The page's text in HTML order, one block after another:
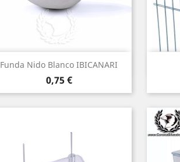
Funda Nido Blanco IBICANARI
Precio
0,75 €
Vista rápida